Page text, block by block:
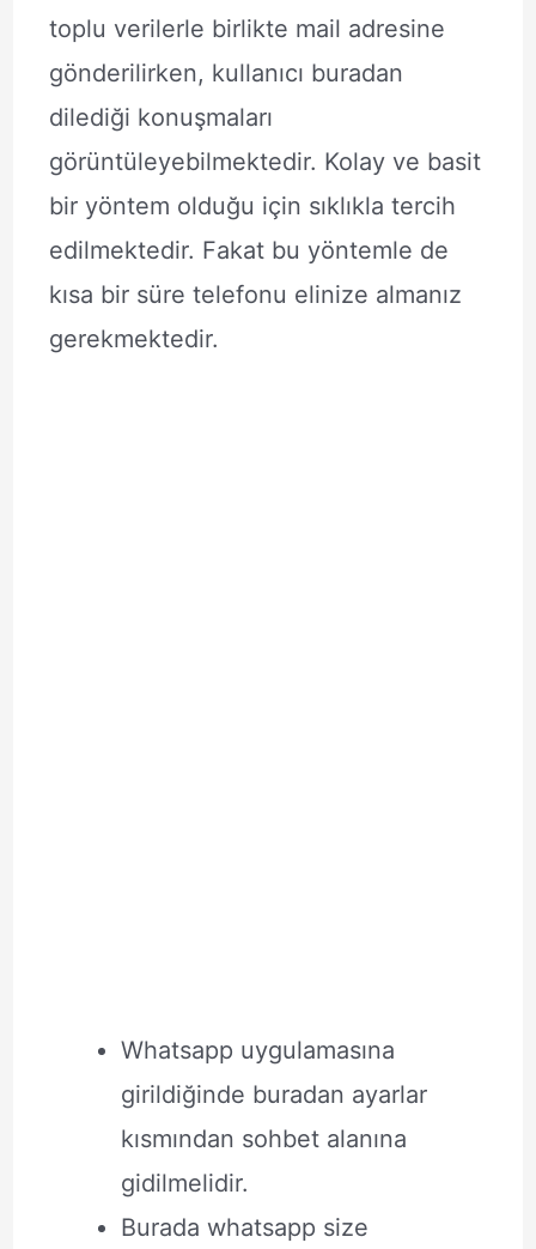
toplu verilerle birlikte mail adresine
gönderilirken, kullanıcı buradan
dilediği konuşmaları
görüntüleyebilmektedir. Kolay ve basit
bir yöntem olduğu için sıklıkla tercih
edilmektedir. Fakat bu yöntemle de
kısa bir süre telefonu elinize almanız
gerekmektedir.
Whatsapp uygulamasına
girildiğinde buradan ayarlar
kısmından sohbet alanına
gidilmelidir.
Burada whatsapp size